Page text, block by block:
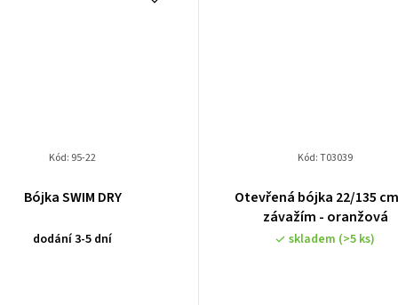
Bójka SWIM DRY
dodání 3-5 dní
Kód: 95-22
Otevřená bójka 22/135
závažím - oranžová
hodnocení
produktu
je
skladem (>5 ks)
Kód:T03039